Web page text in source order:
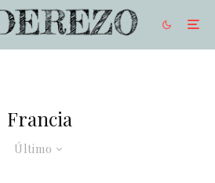
Francia
Último